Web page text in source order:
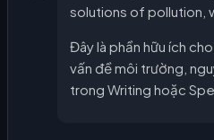
solutions of pollution,
Đây là phần hữu ích
vấn đề môi trường,
trong Writing hoặc